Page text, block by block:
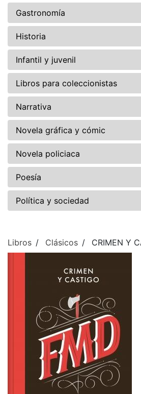
Gastronomía
Historia
Infantil y juvenil
Libros para coleccionistas
Narrativa
Novela gráfica y cómic
Novela policiaca
Poesía
Política y sociedad
Libros Clásicos CRIMEN Y